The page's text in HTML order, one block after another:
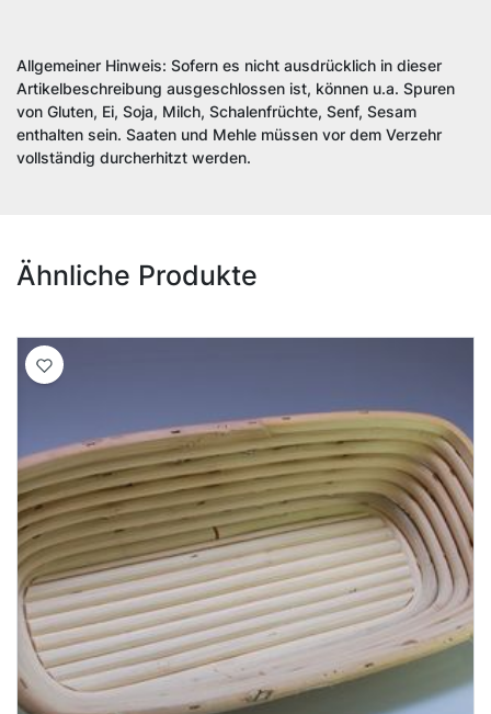
Allgemeiner Hinweis: Sofern es nicht ausdrücklich in dieser
Artikelbeschreibung ausgeschlossen ist, können u.a. Spuren
von Gluten, Ei, Soja, Milch, Schalenfrüchte, Senf, Sesam
enthalten sein. Saaten und Mehle müssen vor dem Verzehr
vollständig durcherhitzt werden.
Ähnliche Produkte